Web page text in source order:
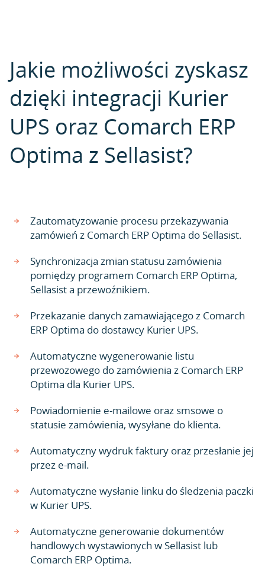
Jakie możliwości zyskasz
dzięki integracji Kurier
UPS oraz Comarch ERP
Optima z Sellasist?
Zautomatyzowanie procesu przekazywania
zamówień z Comarch ERP Optima do Sellasist.
Synchronizacja zmian statusu zamówienia
pomiędzy programem Comarch ERP Optima,
Sellasist a przewoźnikiem.
Przekazanie danych zamawiającego z Comarch
ERP Optima do dostawcy Kurier UPS.
Automatyczne wygenerowanie listu
przewozowego do zamówienia z Comarch ERP
Optima dla Kurier UPS.
Powiadomienie e-mailowe oraz smsowe o
statusie zamówienia, wysyłane do klienta.
Automatyczny wydruk faktury oraz przesłanie jej
przez e-mail.
Automatyczne wysłanie linku do śledzenia paczki
w Kurier UPS.
Automatyczne generowanie dokumentów
handlowych wystawionych w Sellasist lub
Comarch ERP Optima.